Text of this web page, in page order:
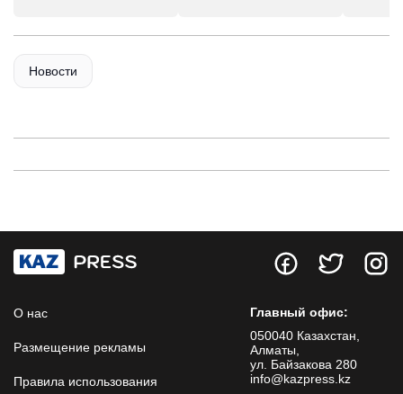
Новости
О нас
Размещение рекламы
Правила использования
Главный офис:
050040 Казахстан,
Алматы,
ул. Байзакова 280
info@kazpress.kz